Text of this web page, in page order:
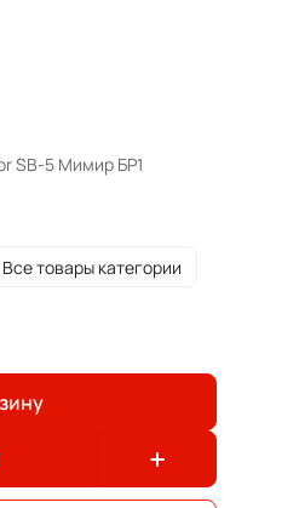
SB-5 Мимир БР1
Все товары категории